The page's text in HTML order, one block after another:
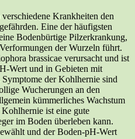
Krankheiten den
Eine der häufigsten
Bodenbürtige Pilzerkrankung,
der Wurzeln führt.
brassicae verursacht und ist
Wert und in Gebieten mit
der Kohlhernie sind
Wucherungen an den
kümmerliches Wachstum
ist eine gute
im Boden überleben kann.
und der Boden-pH-Wert